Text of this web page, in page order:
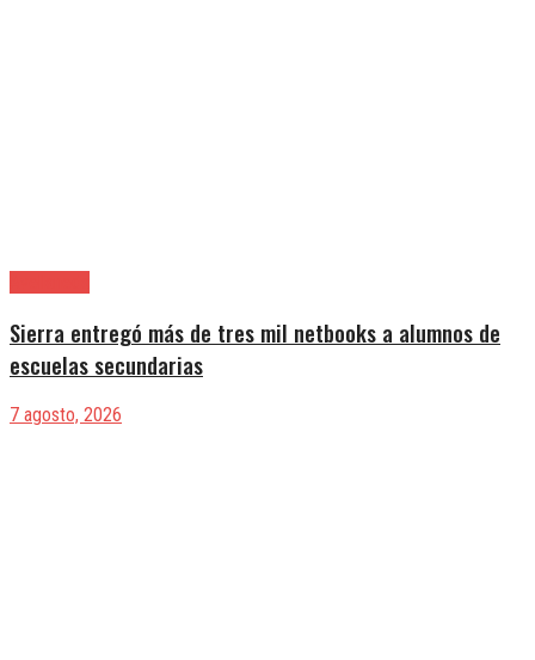
Sierra entregó más de tres mil netbooks a alumnos de
escuelas secundarias
7 agosto, 2026